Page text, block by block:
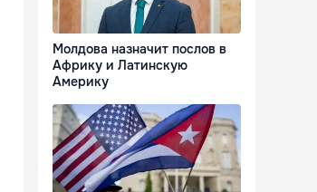
Молдова назначит послов в
Африку и Латинскую
Америку